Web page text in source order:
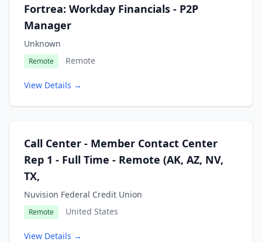
Fortrea: Workday Financials - P2P
Manager
Unknown
Remote Remote
View Details →
Call Center - Member Contact Center
Rep 1 - Full Time - Remote (AK, AZ, NV,
TX,
Nuvision Federal Credit Union
Remote United States
View Details →